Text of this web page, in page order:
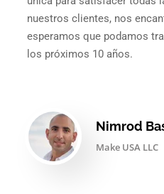
nuestros clientes, nos
esperamos que podamos
los próximos 10 años.
Nimrod
Make USA LLC